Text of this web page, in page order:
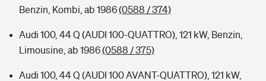
Benzin, Kombi, ab 1986(0588 / 374)
Audi 100, 44 Q (AUDI 100-QUATTRO), 121 kW, Benzin,
Limousine, ab 1986(0588 / 375)
Audi 100, 44 Q (AUDI 100 AVANT-QUATTRO), 121 kW,